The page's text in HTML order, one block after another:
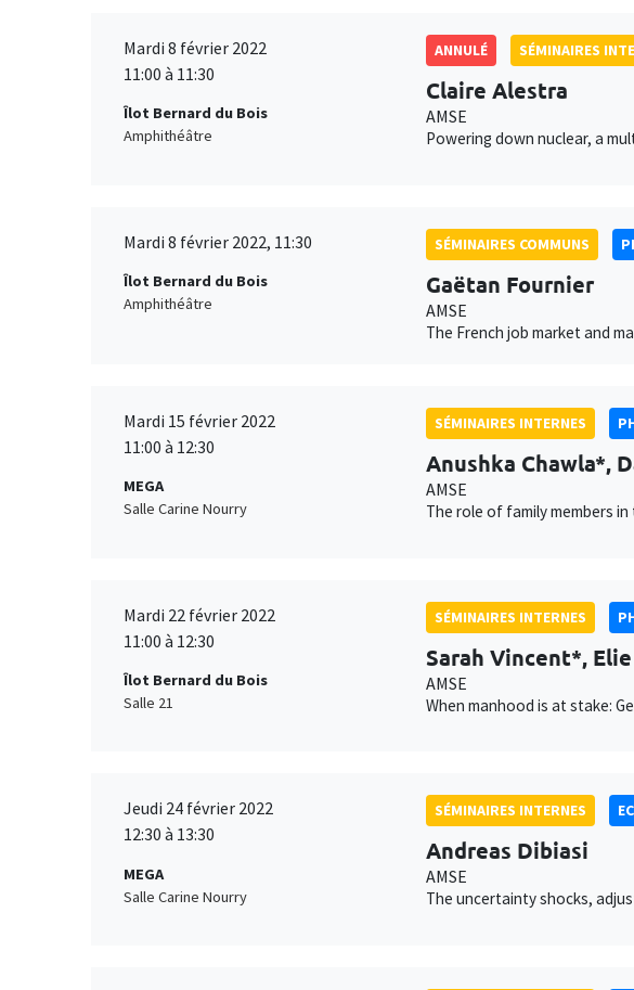
Mardi 8 février 2022
11:00 à 11:30
Îlot Bernard du Bois
Amphithéâtre
ANNULÉ SÉMINAIRES
Claire Alestra
AMSE
Powering down nuclear, a
Mardi 8 février 2022, 11:30
Îlot Bernard du Bois
Amphithéâtre
SÉMINAIRES COMMUNS
Gaëtan Fournier
AMSE
The French job market and
Mardi 15 février 2022
11:00 à 12:30
MEGA
Salle Carine Nourry
SÉMINAIRES INTERNES
Anushka Chawla*,
AMSE
The role of family members
Mardi 22 février 2022
11:00 à 12:30
Îlot Bernard du Bois
Salle 21
SÉMINAIRES INTERNES
Sarah Vincent*,
AMSE
When manhood is at stake:
Jeudi 24 février 2022
12:30 à 13:30
MEGA
Salle Carine Nourry
SÉMINAIRES INTERNES
Andreas Dibiasi
AMSE
The uncertainty shocks,